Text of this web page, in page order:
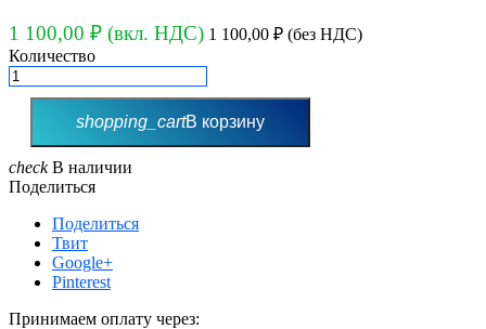
1 100,00 ₽ (вкл. НДС) 1 100,00 ₽ (без НДС)
Количество
shopping_cartВ корзину
checkВ наличии
Поделиться
Поделиться
Твит
Google+
Pinterest
Принимаем оплату через: